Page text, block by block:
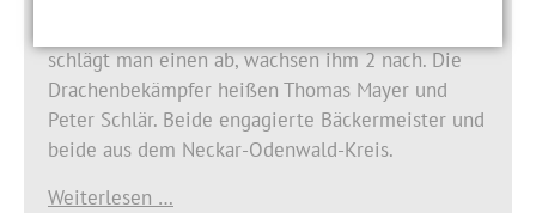
schlägt man einen ab, wachsen ihm 2 nach. Die
Drachenbekämpfer heißen Thomas Mayer und
Peter Schlär. Beide engagierte Bäckermeister und
beide aus dem Neckar-Odenwald-Kreis.
Weiterlesen …